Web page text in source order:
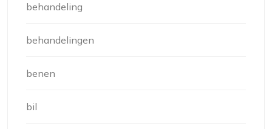
behandeling
behandelingen
benen
bil